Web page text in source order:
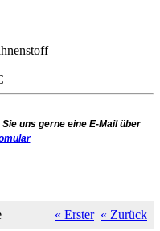
uns gerne eine E-Mail über
« Erster « Zurück